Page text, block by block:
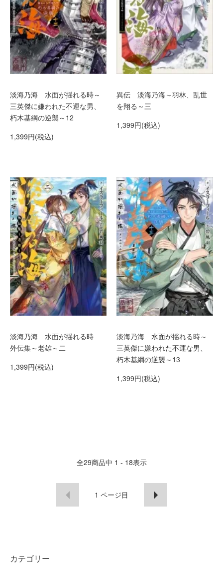
淡海乃海 水面が揺れる時～
三英傑に嫌われた不運な男、
朽木基綱の逆襲～12
1,399円(税込)
異伝 淡海乃海～羽林、乱世
を翔る～三
1,399円(税込)
淡海乃海 水面が揺れる時
外伝集～老雄～二
1,399円(税込)
淡海乃海 水面が揺れる時～
三英傑に嫌われた不運な男、
朽木基綱の逆襲～13
1,399円(税込)
全29商品中 1 - 18表示
1 ページ目
カテゴリー